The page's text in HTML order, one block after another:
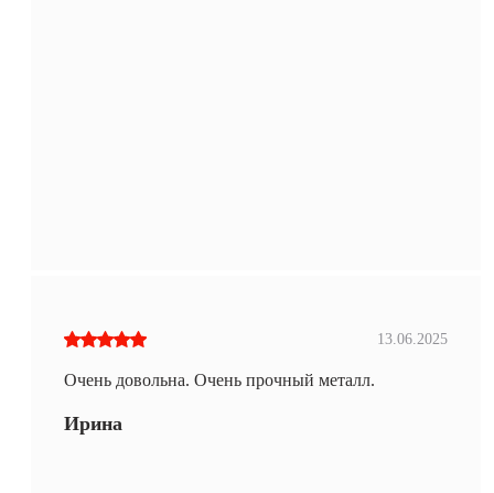
13.06.2025
Очень довольна. Очень прочный металл.
Ирина